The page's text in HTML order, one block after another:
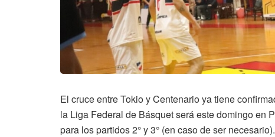
El cruce entre Tokio y Centenario ya tiene
la Liga Federal de Básquet será este domingo en
para los partidos 2° y 3° (en caso de ser